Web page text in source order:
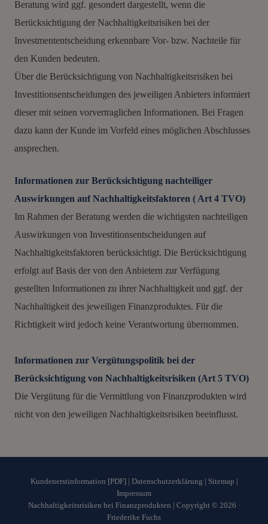
Beratung wird ggf. gesondert dargestellt, wenn die
Berücksichtigung der Nachhaltigkeitsrisiken bei der
Investmententscheidung erkennbare Vor- bzw. Nachteile für
den Kunden bedeuten.
Über die Berücksichtigung von Nachhaltigkeitsrisiken bei
Investitionsentscheidungen des jeweiligen Anbieters informiert
dieser mit seinen vorvertraglichen Informationen. Bei Fragen
dazu kann der Kunde im Vorfeld eines möglichen Abschlusses
ansprechen.
Informationen zur Berücksichtigung nachteiliger
Auswirkungen auf Nachhaltigkeitsfaktoren ( Art 4 TVO)
Im Rahmen der Beratung werden die wichtigsten nachteiligen
Auswirkungen von Investitionsentscheidungen auf
Nachhaltigkeitsfaktoren berücksichtigt. Die Berücksichtigung
erfolgt auf Basis der von den Anbietern zur Verfügung
gestellten Informationen zu ihrer Nachhaltigkeit und ggf. der
Nachhaltigkeit des jeweiligen Finanzproduktes. Für die
Richtigkeit wird jedoch keine Verantwortung übernommen.
Informationen zur Vergütungspolitik bei der
Berücksichtigung von Nachhaltigkeitsrisiken (Art 5 TVO)
Die Vergütung für die Vermittlung von Finanzprodukten wird
nicht von den jeweiligen Nachhaltigkeitsrisiken beeinflusst.
Kundenerstinformation [PDF] Datenschutzerklärung Sitemap
Impressum
Nachhaltigkeitsrisiken bei Finanzprodukten | Copyright © 2026 ·
Friederike Fuchs